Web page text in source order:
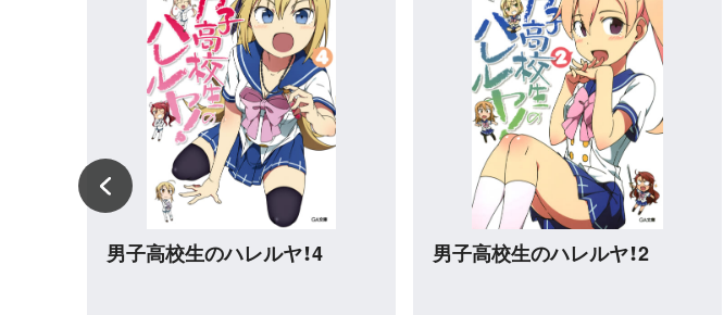
ダンジョンに出会いを求める
ダンジョンに出会いを求める